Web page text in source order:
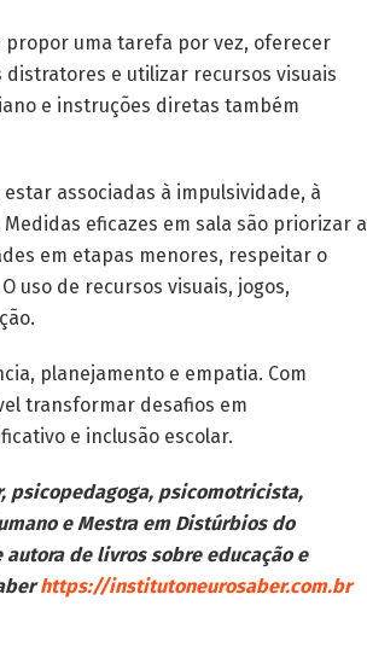
uma tarefa por vez, oferecer
e utilizar recursos visuais
e instruções diretas também
associadas à impulsividade, à
eficazes em sala são priorizar a
em etapas menores, respeitar o
uso de recursos visuais, jogos,
planejamento e empatia. Com
transformar desafios em
e inclusão escolar.
psicopedagoga, psicomotricista,
e Mestra em Distúrbios do
de livros sobre educação e
https://institutoneurosaber.com.br